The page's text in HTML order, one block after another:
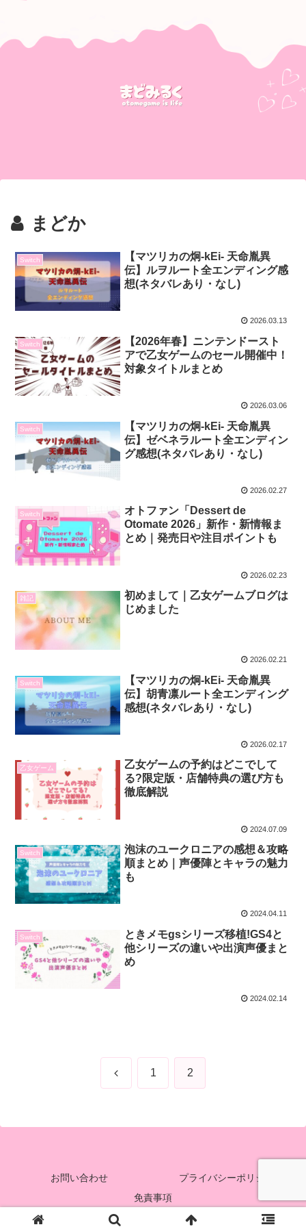
まどか
Switch
【マツリカの炯-kEi- 天命胤異
伝】ルヲルート全エンディング感
想(ネタバレあり・なし)
2026.03.13
Switch
【2026年春】ニンテンドースト
アで乙女ゲームのセール開催中！
対象タイトルまとめ
2026.03.06
Switch
【マツリカの炯-kEi- 天命胤異
伝】ゼベネラルート全エンディン
グ感想(ネタバレあり・なし)
2026.02.27
Switch
オトファン「Dessert de
Otomate 2026」新作・新情報ま
とめ｜発売日や注目ポイントも
2026.02.23
雑記
初めまして｜乙女ゲームブログは
じめました
2026.02.21
Switch
【マツリカの炯-kEi- 天命胤異
伝】胡青凛ルート全エンディング
感想(ネタバレあり・なし)
2026.02.17
乙女ゲーム
乙女ゲームの予約はどこでして
る?限定版・店舗特典の選び方も
徹底解説
2024.07.09
Switch
泡沫のユークロニアの感想＆攻略
順まとめ｜声優陣とキャラの魅力
も
2024.04.11
Switch
ときメモgsシリーズ移植!GS4と
他シリーズの違いや出演声優まと
め
2024.02.14
前 1 2
お問い合わせ
プライバシーポリシー
免責事項
© 2024 まどみるく.